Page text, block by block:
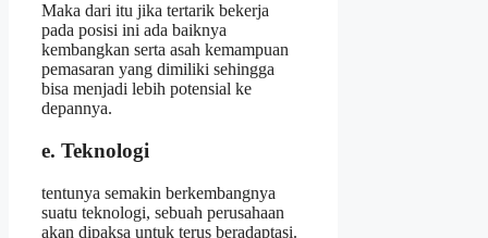
Maka dari itu jika tertarik bekerja
pada posisi ini ada baiknya
kembangkan serta asah kemampuan
pemasaran yang dimiliki sehingga
bisa menjadi lebih potensial ke
depannya.
e. Teknologi
tentunya semakin berkembangnya
suatu teknologi, sebuah perusahaan
akan dipaksa untuk terus beradaptasi.